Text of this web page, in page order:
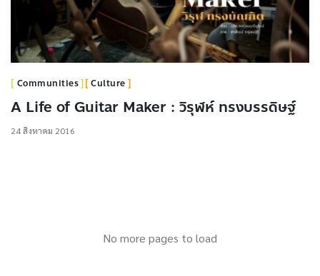
Communities Culture
A Life of Guitar Maker : วิรุฬห์ ทรงบรรดิษฐ์
24 สิงหาคม 2016
No more pages to load